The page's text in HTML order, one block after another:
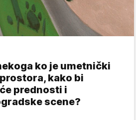
ko je umetnički
kako bi
prednosti i
scene?